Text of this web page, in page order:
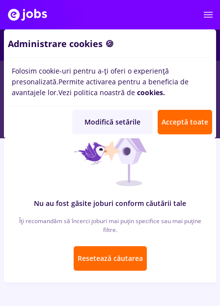
locuri de muncacu salarii zidar zugrav, Full time
StrainatatepentruStudentinTransport / Distributie, Medicina
/ Sanatate
Nu au fost găsite joburi conform căutării tale
Îți recomandăm să încerci joburi mai puțin specifice sau mai puține
filtre.
Resetează căutarea
Administrare cookies 🍪
Folosim cookie-uri pentru a-ți oferi o experiență
presonalizată.Permite activarea pentru a beneficia de
avantajele lor.Vezi politica noastră de cookies.
Modifică setările Acceptă toate